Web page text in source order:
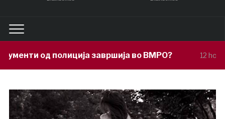
завршија во ВМРО? 12 hours ago Под